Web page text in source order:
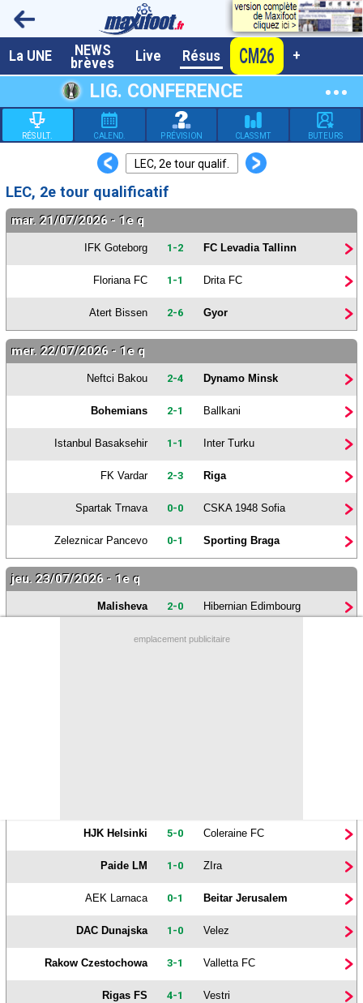
La UNE NEWS
brèves Live Résus CM26 +
LIG. CONFERENCE
RÉSULT. CALEND. PRÉVISION CLASSMT BUTEURS
< LEC, 2e tour qualif. >
LEC, 2e tour qualificatif
mar. 21/07/2026 - 1e q
IFK Goteborg 1-2 FC Levadia Tallinn
Floriana FC 1-1 Drita FC
Atert Bissen 2-6 Gyor
mer. 22/07/2026 - 1e q
Neftci Bakou 2-4 Dynamo Minsk
Bohemians 2-1 Ballkani
Istanbul Basaksehir 1-1 Inter Turku
FK Vardar 2-3 Riga
Spartak Trnava 0-0 CSKA 1948 Sofia
Zeleznicar Pancevo 0-1 Sporting Braga
jeu. 23/07/2026 - 1e q
Malisheva 2-0 Hibernian Edimbourg
Alashkert 1-1 CFR Cluj
HJK Helsinki 5-0 Coleraine FC
Paide LM 1-0 ZIra
AEK Larnaca 0-1 Beitar Jerusalem
DAC Dunajska 1-0 Velez
Rakow Czestochowa 3-1 Valletta FC
Rigas FS 4-1 Vestri
emplacement publicitaire
A la UNE
Dernières brèves
Live / Matchs en direct
Résultats et Classements
Class. buteurs européens
Programme TV foot
Vidéos
Sondages
Paramètrages / Options
Contact / Signaler un bug
Recrutement Maxifoot
Mentions légales
site web Maxifoot.fr